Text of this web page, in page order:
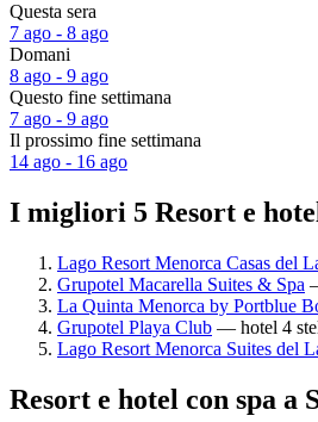
Questa sera
7 ago - 8 ago
Domani
8 ago - 9 ago
Questo fine settimana
7 ago - 9 ago
Il prossimo fine settimana
14 ago - 16 ago
I migliori 5 Resort e
Lago Resort Menorca Casas del
Grupotel Macarella Suites & Spa
La Quinta Menorca by Portblue
Grupotel Playa Club — hotel 4
Lago Resort Menorca Suites del
Resort e hotel con spa a